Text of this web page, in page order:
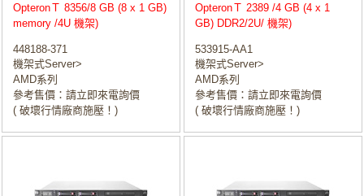
OpteronＴ 8356/8 GB (8 x 1 GB)
memory /4U 機架)
448188-371
機架式Server>
AMD系列
參考售價：請立即來電詢價
( 破壞行情廠商施壓！)
OpteronＴ 2389 /4 GB (4 x 1
GB) DDR2/2U/ 機架)
533915-AA1
機架式Server>
AMD系列
參考售價：請立即來電詢價
( 破壞行情廠商施壓！)